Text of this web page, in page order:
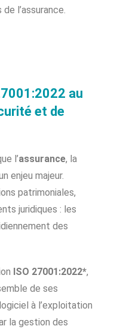
l’assurance.
au
et de
l’assurance, la
enjeu majeur.
patrimoniales,
juridiques : les
des
ISO 27001:2022*,
de ses
à l’exploitation
la gestion des